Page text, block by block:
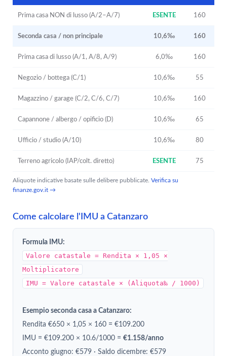
Prima casa NON di lusso (A/2–A/7) ESENTE 160
Seconda casa / non principale 10,6‰ 160
Prima casa di lusso (A/1, A/8, A/9) 6,0‰ 160
Negozio / bottega (C/1) 10,6‰ 55
Magazzino / garage (C/2, C/6, C/7) 10,6‰ 160
Capannone / albergo / opificio (D) 10,6‰ 65
Ufficio / studio (A/10) 10,6‰ 80
Terreno agricolo (IAP/colt. diretto) ESENTE 75
Aliquote indicative basate sulle delibere pubblicate. Verifica su
finanze.gov.it →
Come calcolare l'IMU a Catanzaro
Formula IMU:
Valore catastale = Rendita × 1,05 ×
Moltiplicatore
IMU = Valore catastale × (Aliquota‰ / 1000)
Esempio seconda casa a Catanzaro:
Rendita €650 × 1,05 × 160 = €109.200
IMU = €109.200 × 10.6/1000 = €1.158/anno
Acconto giugno: €579 · Saldo dicembre: €579